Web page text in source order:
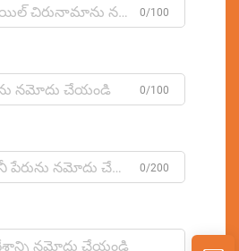
0/100
0/100
0/200